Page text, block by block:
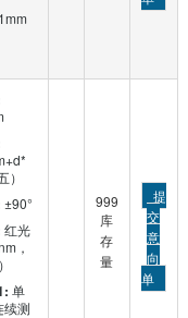
1mm
）
±90°
红光
，
单
续测
999
库
存
量
提
交
意
向
单